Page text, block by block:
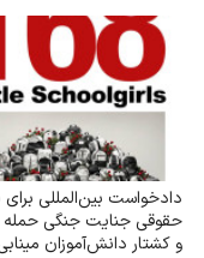
دادخواست بین‌المللی برای
حقوقی جنایت جنگی حمله
و کشتار دانش‌آموزان